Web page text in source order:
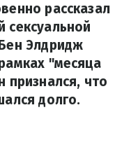
рассказал
сексуальной
Элдридж
"месяца
что
долго.